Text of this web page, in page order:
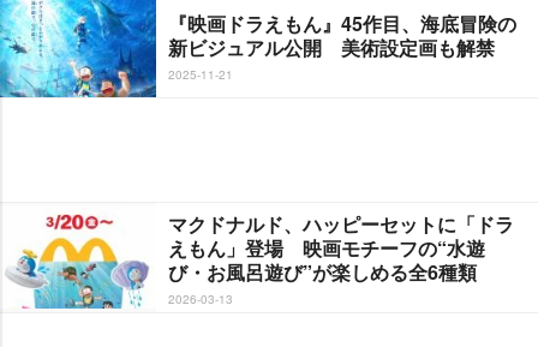
『映画ドラえもん』45作目、海底冒険の
新ビジュアル公開 美術設定画も解禁
2025-11-21
マクドナルド、ハッピーセットに「ドラ
えもん」登場 映画モチーフの“水遊
び・お風呂遊び”が楽しめる全6種類
2026-03-13